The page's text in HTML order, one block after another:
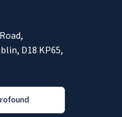
D18 KP65,